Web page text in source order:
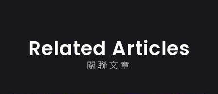
Related Articles
關聯文章